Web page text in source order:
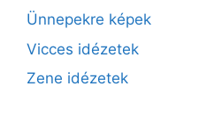
Ünnepekre képek
Vicces idézetek
Zene idézetek